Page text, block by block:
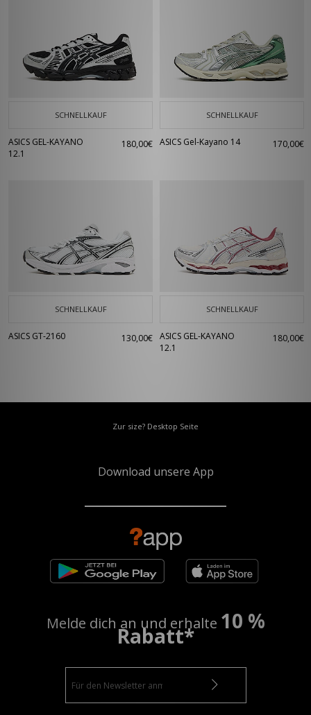
SCHNELLKAUF
ASICS GEL-KAYANO
12.1
180,00€
SCHNELLKAUF
ASICS Gel-Kayano 14 170,00€
SCHNELLKAUF
ASICS GT-2160 130,00€
SCHNELLKAUF
ASICS GEL-KAYANO
12.1
180,00€
Zur size? Desktop Seite
Download unsere App
Melde dich an und erhalte 10 %
Rabatt*